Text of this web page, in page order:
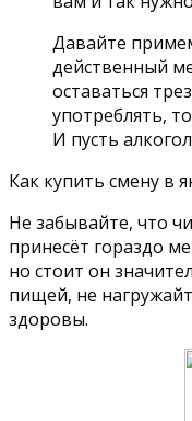
Давайте
действенный
оставаться
употреблять,
И пусть
Как купить смену в
Не забывайте, что
принесёт гораздо
но стоит он
пищей, не
здоровы.